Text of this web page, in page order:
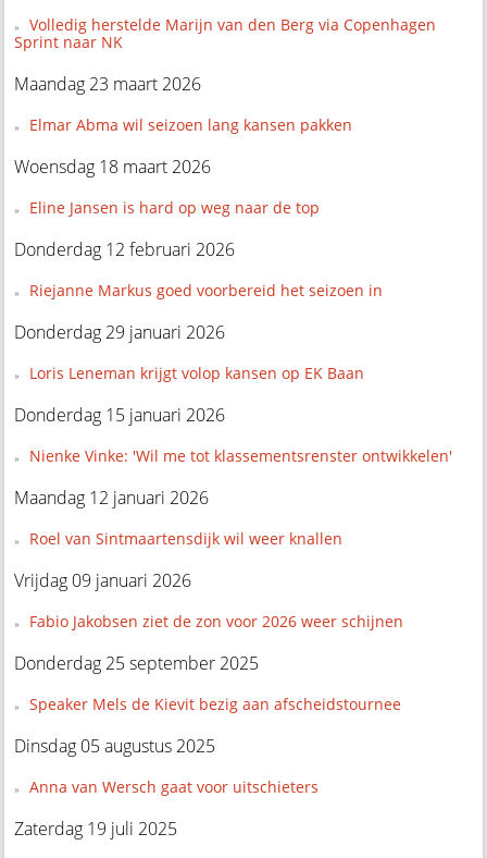
Volledig herstelde Marijn van den Berg via Copenhagen
Sprint naar NK
Maandag 23 maart 2026
Elmar Abma wil seizoen lang kansen pakken
Woensdag 18 maart 2026
Eline Jansen is hard op weg naar de top
Donderdag 12 februari 2026
Riejanne Markus goed voorbereid het seizoen in
Donderdag 29 januari 2026
Loris Leneman krijgt volop kansen op EK Baan
Donderdag 15 januari 2026
Nienke Vinke: 'Wil me tot klassementsrenster ontwikkelen'
Maandag 12 januari 2026
Roel van Sintmaartensdijk wil weer knallen
Vrijdag 09 januari 2026
Fabio Jakobsen ziet de zon voor 2026 weer schijnen
Donderdag 25 september 2025
Speaker Mels de Kievit bezig aan afscheidstournee
Dinsdag 05 augustus 2025
Anna van Wersch gaat voor uitschieters
Zaterdag 19 juli 2025